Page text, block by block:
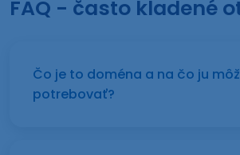
FAQ - často kladené
Čo je to doména a na čo ju
potrebovať?